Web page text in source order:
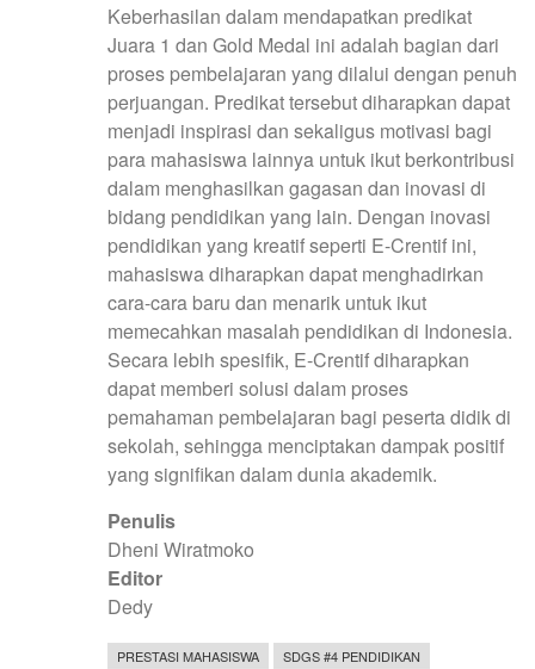
Keberhasilan dalam mendapatkan predikat
Juara 1 dan Gold Medal ini adalah bagian dari
proses pembelajaran yang dilalui dengan penuh
perjuangan. Predikat tersebut diharapkan dapat
menjadi inspirasi dan sekaligus motivasi bagi
para mahasiswa lainnya untuk ikut berkontribusi
dalam menghasilkan gagasan dan inovasi di
bidang pendidikan yang lain. Dengan inovasi
pendidikan yang kreatif seperti E-Crentif ini,
mahasiswa diharapkan dapat menghadirkan
cara-cara baru dan menarik untuk ikut
memecahkan masalah pendidikan di Indonesia.
Secara lebih spesifik, E-Crentif diharapkan
dapat memberi solusi dalam proses
pemahaman pembelajaran bagi peserta didik di
sekolah, sehingga menciptakan dampak positif
yang signifikan dalam dunia akademik.
Penulis
Dheni Wiratmoko
Editor
Dedy
PRESTASI MAHASISWA
SDGS #4 PENDIDIKAN